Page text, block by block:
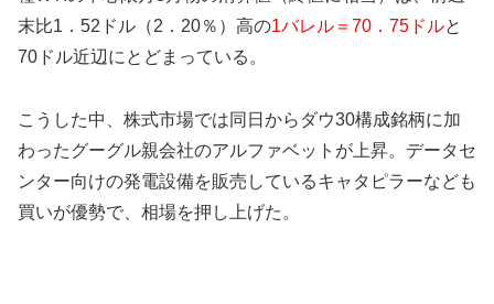
末比1．52ドル（2．20％）高の1バレル＝70．75ドルと
70ドル近辺にとどまっている。
こうした中、株式市場では同日からダウ30構成銘柄に加
わったグーグル親会社のアルファベットが上昇。データセ
ンター向けの発電設備を販売しているキャタピラーなども
買いが優勢で、相場を押し上げた。